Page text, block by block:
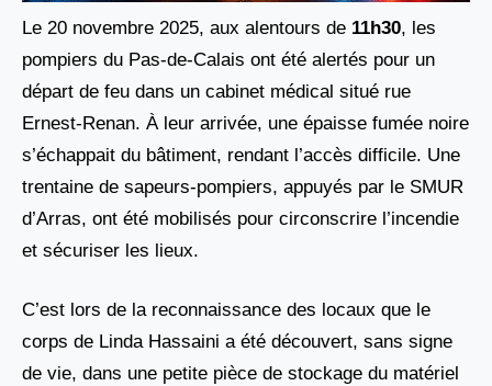
Le 20 novembre 2025, aux alentours de 11h30, les
pompiers du Pas-de-Calais ont été alertés pour un
départ de feu dans un cabinet médical situé rue
Ernest-Renan. À leur arrivée, une épaisse fumée noire
s’échappait du bâtiment, rendant l’accès difficile. Une
trentaine de sapeurs-pompiers, appuyés par le SMUR
d’Arras, ont été mobilisés pour circonscrire l’incendie
et sécuriser les lieux.
C’est lors de la reconnaissance des locaux que le
corps de Linda Hassaini a été découvert, sans signe
de vie, dans une petite pièce de stockage du matériel